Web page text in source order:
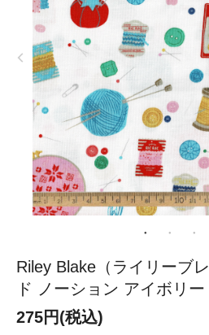
Riley Blake（ライリーブ
ド ノーション アイボリー
275円(税込)